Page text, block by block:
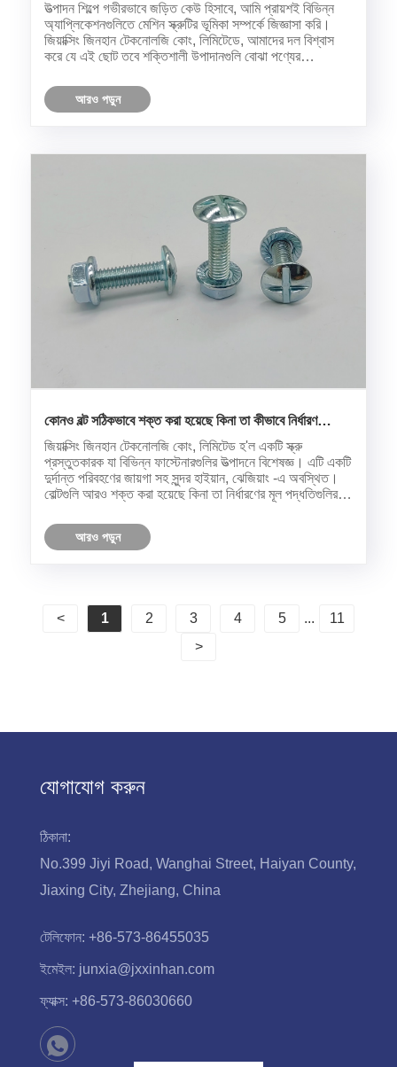
উত্পাদন শিল্পে গভীরভাবে জড়িত কেউ হিসাবে, আমি প্রায়শই বিভিন্ন
অ্যাপ্লিকেশনগুলিতে মেশিন স্ক্রুটির ভূমিকা সম্পর্কে জিজ্ঞাসা করি।
জিয়াক্সিং জিনহান টেকনোলজি কোং, লিমিটেডে, আমাদের দল বিশ্বাস
করে যে এই ছোট তবে শক্তিশালী উপাদানগুলি বোঝা পণ্যের
আরও পড়ুন
কোনও বল্ট সঠিকভাবে শক্ত করা হয়েছে কিনা তা কীভাবে নির্ধারণ
করবেন?
জিয়াক্সিং জিনহান টেকনোলজি কোং, লিমিটেড হ'ল একটি স্ক্রু
প্রস্তুতকারক যা বিভিন্ন ফাস্টেনারগুলির উত্পাদনে বিশেষজ্ঞ। এটি একটি
দুর্দান্ত পরিবহণের জায়গা সহ সুন্দর হাইয়ান, ঝেজিয়াং -এ অবস্থিত।
বোল্টগুলি আরও শক্ত করা হয়েছে কিনা তা নির্ধারণের মূল পদ্ধতিগুলির
আরও পড়ুন
< 1 2 3 4 5 ...
11
>
যোগাযোগ করুন
ঠিকানা:
No.399 Jiyi Road, Wanghai Street, Haiyan County,
Jiaxing City, Zhejiang, China
টেলিফোন: +86-573-86455035
ইমেইল: junxia@jxxinhan.com
ফ্যাক্স: +86-573-86030660